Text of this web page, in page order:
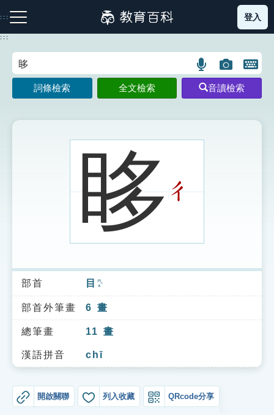
到
主
:::
注音索引圖示 筆畫索引圖示 部首索引表圖示
索引選單
知識索引
單字索引
生命大百科索引
遊戲專區
登入
:::
語
言
搜
示
圖
片
搜
開
鍵
圖
詞條檢索 全文檢索 音讀檢索
眵ㄔ
部首 目 ㄇㄨˋ
部首外筆畫 6 畫
總筆畫 11 畫
漢語拼音 chī
開啟關聯 列入收藏 QRcode分享